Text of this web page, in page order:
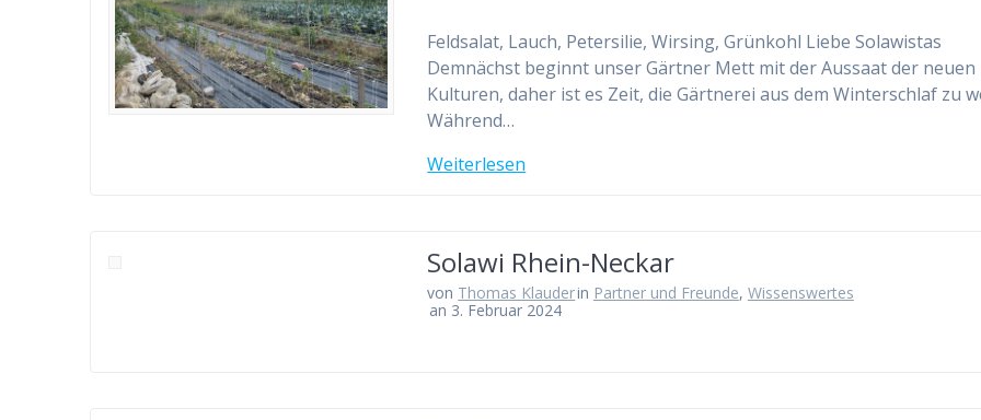
Feldsalat, Lauch, Petersilie, Wirsing, Grünkohl Liebe Solawistas
Demnächst beginnt unser Gärtner Mett mit der Aussaat der neuen
Kulturen, daher ist es Zeit, die Gärtnerei aus dem Winterschlaf zu
Während…
Weiterlesen
Solawi Rhein-Neckar
von Thomas Klauderin Partner und Freunde, Wissenswertes
an 3. Februar 2024